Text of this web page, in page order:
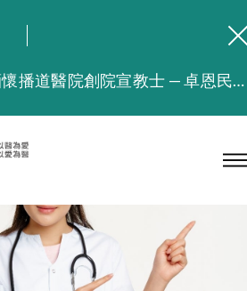
緬懷播道醫院創院宣教士 — 卓恩民醫生香港追思會
本院在暴雨或颱風警告信號 (包括黑色暴雨及8號或以上熱帶氣旋警告信號) 下，仍會維持有限度服務。如有查詢，可致電2711 5222。